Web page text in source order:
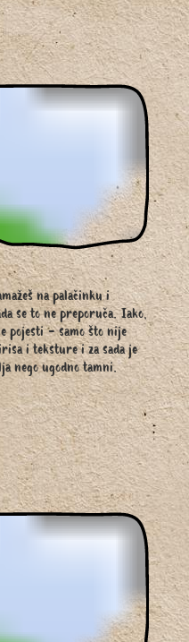
na palačinku i
se to ne preporuča. Iako,
pojesti - samo što nije
i teksture i za sada je
nego ugodno tamni.